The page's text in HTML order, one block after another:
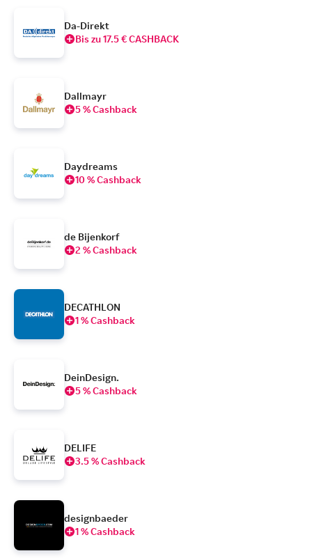
Da-Direkt
Bis zu 17.5 € CASHBACK
Dallmayr
5 % Cashback
Daydreams
10 % Cashback
de Bijenkorf
2 % Cashback
DECATHLON
1 % Cashback
DeinDesign.
5 % Cashback
DELIFE
3.5 % Cashback
designbaeder
1 % Cashback